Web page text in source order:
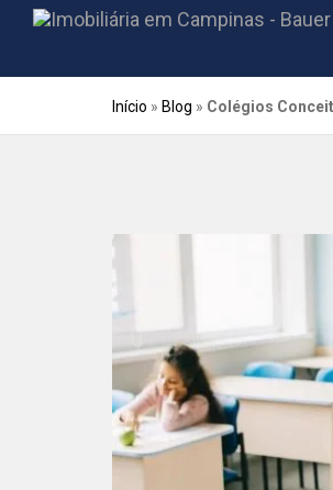
Início » Blog » Colégios